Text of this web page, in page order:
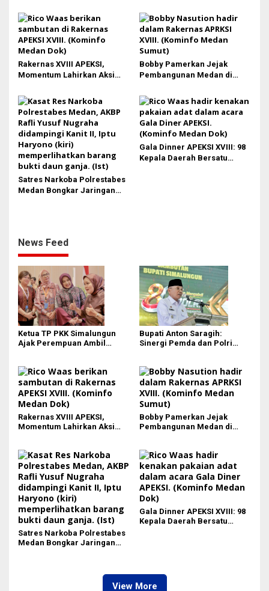
Pembangunan
Simalungun
Rakernas XVIII APEKSI,
Momentum Lahirkan Aksi
Bobby Pamerkan Jejak
Pembangunan Medan di
Revitalisasi Stadion Teladan
hingga BRT Listrik
Satres Narkoba Polrestabes
Medan Bongkar Jaringan
Gala Dinner APEKSI XVIII: 98
Kepala Daerah Bersatu
News Feed
Ketua TP PKK Simalungun
Ajak Perempuan Ambil
Bupati Anton Saragih:
Sinergi Pemda dan Polri
Rakernas XVIII APEKSI,
Momentum Lahirkan Aksi
Bobby Pamerkan Jejak
Pembangunan Medan di
hingga BRT Listrik
Satres Narkoba Polrestabes
Medan Bongkar Jaringan
Gala Dinner APEKSI XVIII: 98
Kepala Daerah Bersatu
View More